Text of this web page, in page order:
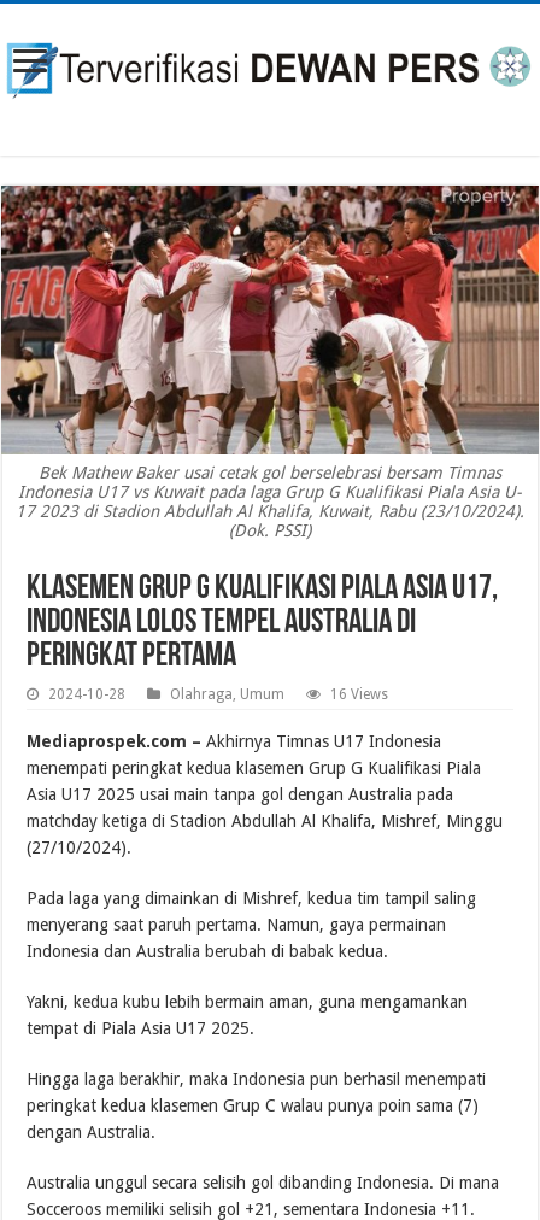
Bek Mathew Baker usai cetak gol berselebrasi bersam Timnas
Indonesia U17 vs Kuwait pada laga Grup G Kualifikasi Piala Asia U-
17 2023 di Stadion Abdullah Al Khalifa, Kuwait, Rabu (23/10/2024).
(Dok. PSSI)
Klasemen Grup G Kualifikasi Piala Asia U17,
Indonesia Lolos Tempel Australia di
Peringkat Pertama
2024-10-28 Olahraga Umum 16 Views
Mediaprospek.com – Akhirnya Timnas U17 Indonesia
menempati peringkat kedua klasemen Grup G Kualifikasi Piala
Asia U17 2025 usai main tanpa gol dengan Australia pada
matchday ketiga di Stadion Abdullah Al Khalifa, Mishref, Minggu
(27/10/2024).
Pada laga yang dimainkan di Mishref, kedua tim tampil saling
menyerang saat paruh pertama. Namun, gaya permainan
Indonesia dan Australia berubah di babak kedua.
Yakni, kedua kubu lebih bermain aman, guna mengamankan
tempat di Piala Asia U17 2025.
Hingga laga berakhir, maka Indonesia pun berhasil menempati
peringkat kedua klasemen Grup C walau punya poin sama (7)
dengan Australia.
Australia unggul secara selisih gol dibanding Indonesia. Di mana
Socceroos memiliki selisih gol +21, sementara Indonesia +11.